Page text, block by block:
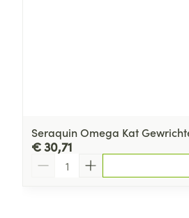
Seraquin Omega Kat
€ 30,71